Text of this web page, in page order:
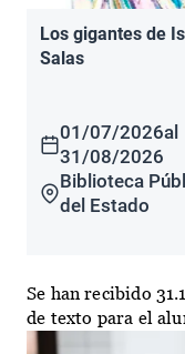
Los gigantes de
Salas
01/07/2026al
31/08/2026
Biblioteca
del Estado
Se han recibido
de texto para el